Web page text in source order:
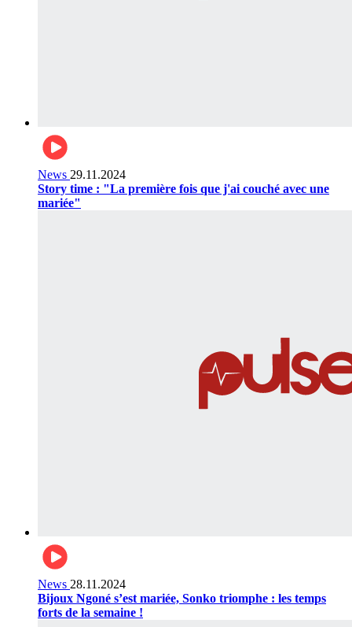
News 29.11.2024
Story time : "La première fois que j'ai couché avec une
mariée"
News 28.11.2024
Bijoux Ngoné s’est mariée, Sonko triomphe : les temps
forts de la semaine !